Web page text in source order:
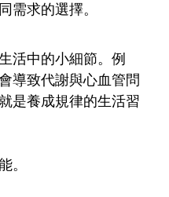
需求的選擇。
活中的小細節。例
導致代謝與心血管問
是養成規律的生活習
。